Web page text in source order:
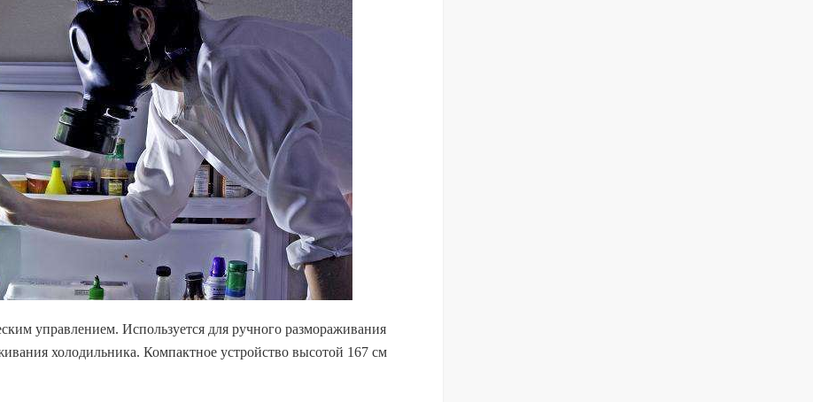
управлением. Используется для ручного размораживания
холодильника. Компактное устройство высотой 167 см